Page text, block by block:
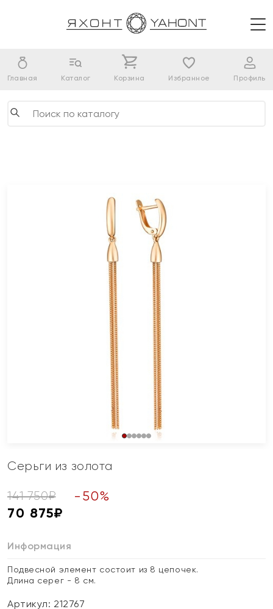
Главная Каталог Корзина Избранное Профиль
Серьги из золота
141 750₽ - 50%
70 875₽
Информация
Подвесной элемент состоит из 8 цепочек.
Длина серег - 8 см.
Артикул: 212767